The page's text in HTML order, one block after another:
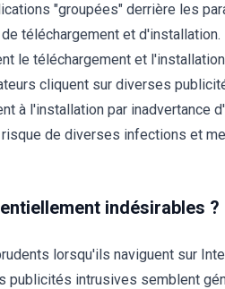
"groupées" derrière les
téléchargement et d'installation.
le téléchargement et
cliquent sur diverses
à l'installation par inadvertance
de diverses infections et
indésirables ?
lorsqu'ils naviguent sur
intrusives semblent